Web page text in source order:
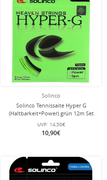
Solinco
Solinco Tennissaite Hyper G
(Haltbarkeit+Power) grün 12m Set
UVP: 14,50€
10,90€